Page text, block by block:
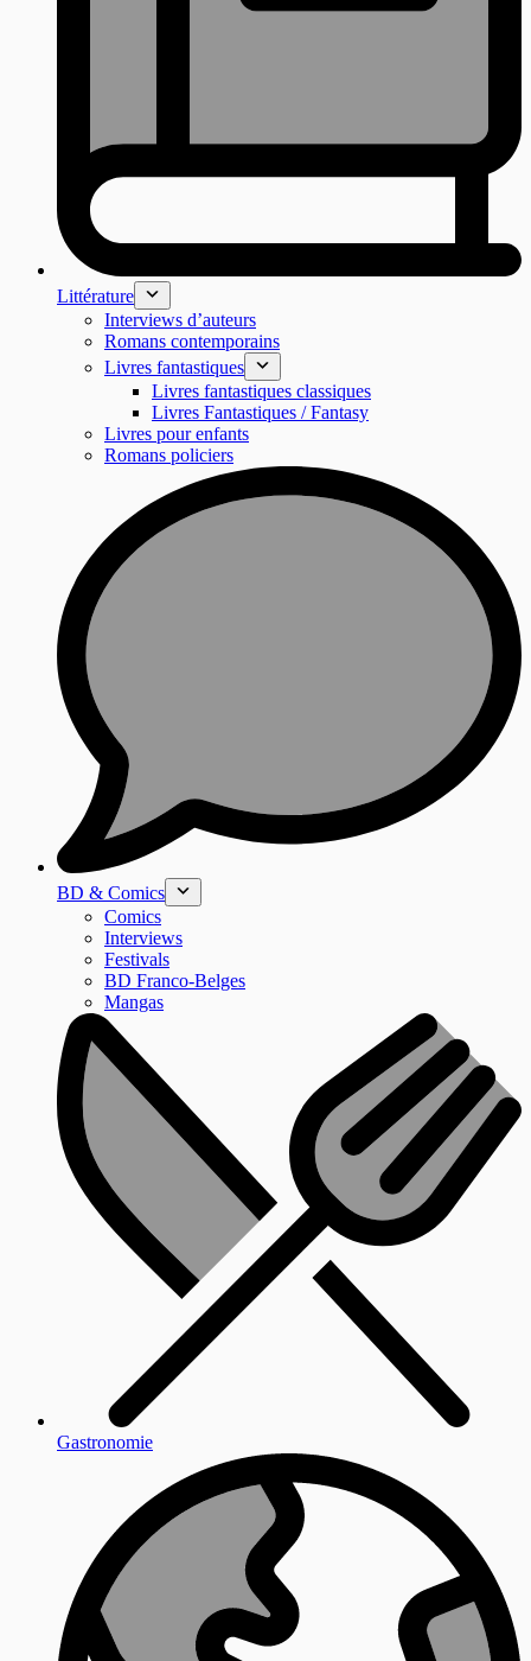
Littérature
Interviews d’auteurs
Romans contemporains
Livres fantastiques
Livres fantastiques classiques
Livres Fantastiques / Fantasy
Livres pour enfants
Romans policiers
BD & Comics
Comics
Interviews
Festivals
BD Franco-Belges
Mangas
Gastronomie